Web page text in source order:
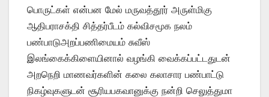
பொருட்கள் என்பன மேல் மருவத்தூர் அருள்மிகு
ஆதிபராசக்தி சித்தர்பீடம் கல்விசமூக நலம்
பண்பாடுஅறப்பணிமையம் சுவீஸ்
இலங்கைக்கிளையினால் வழங்கி வைக்கப்பட்டதுடன்
அறநெறி மாணவர்களின் கலை கலாசார பண்பாட்டு
நிகழ்வுகளுடன் சூரியபகவானுக்கு நன்றி செலுத்துமா